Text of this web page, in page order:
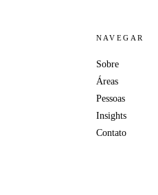
NAVEGAR
Sobre
Áreas
Pessoas
Insights
Contato